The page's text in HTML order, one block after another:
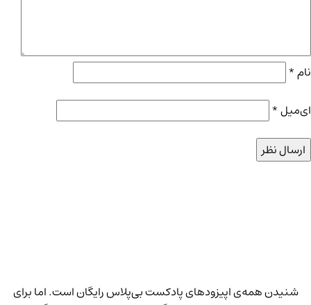
نام*
ای‌میل*
شنیدن همه‌ی اپیزودهای پادکست بی‌پلاس رایگان است. اما برای